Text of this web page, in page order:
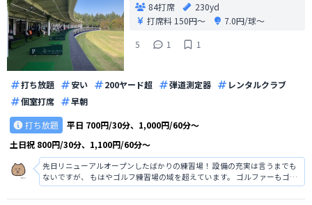
84打席
230yd
打席料 150円〜
7.0円/球〜
5
1 1
打ち放題 安い 200ヤード超 弾道測定器
レンタルクラブ
個室打席
早朝
打ち放題
平日 700円/30分、1,000円/60分～
土日祝 800円/30分、1,100円/60分～
先日リニューアルオープンしたばかりの練習場！ 設備の充実は言うまでも
ないですが、 もはやゴルフ練習場の域を超えています。 ゴルファーもゴル
ファーでない人も楽しめるアミューズメント施設でした！ ビリヤード台、
ダーツ、バーカウンター（アルコール提供有り）などゴルフ練習場に今ま